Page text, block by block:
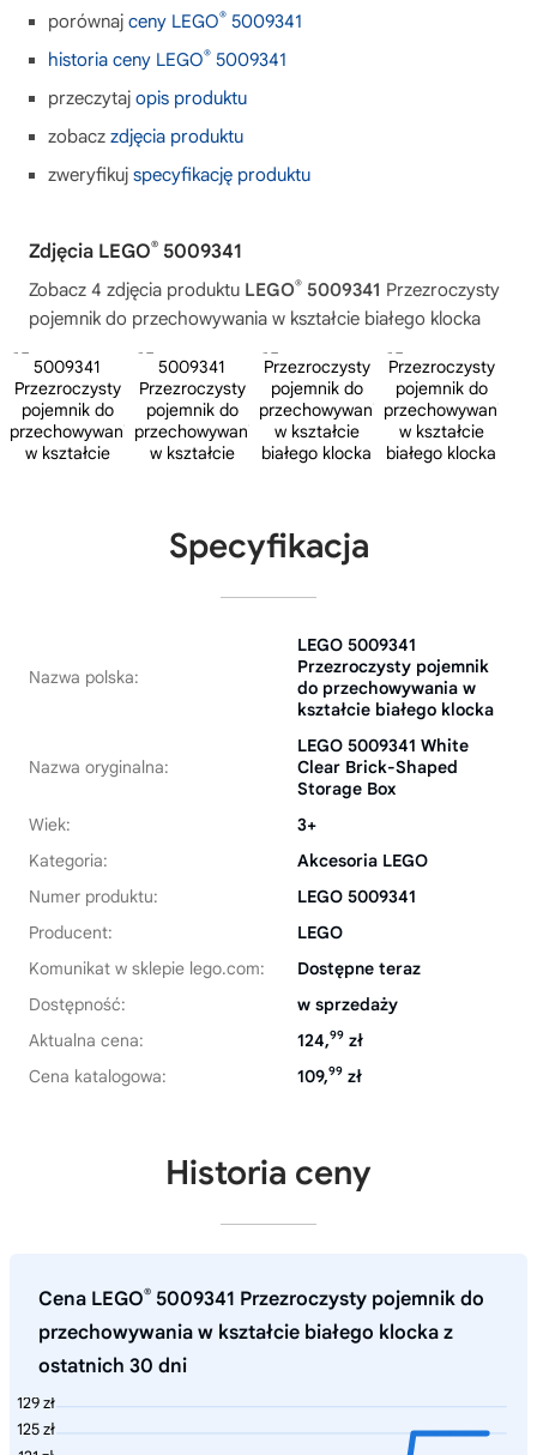
porównaj ceny LEGO® 5009341
historia ceny LEGO® 5009341
przeczytaj opis produktu
zobacz zdjęcia produktu
zweryfikuj specyfikację produktu
Zdjęcia LEGO® 5009341
Zobacz 4 zdjęcia produktu LEGO® 5009341 Przezroczysty
pojemnik do przechowywania w kształcie białego klocka
Specyfikacja
Nazwa polska:
LEGO 5009341
Przezroczysty pojemnik
do przechowywania w
kształcie białego klocka
Nazwa oryginalna:
LEGO 5009341 White
Clear Brick-Shaped
Storage Box
Wiek:
3+
Kategoria:
Akcesoria LEGO
Numer produktu:
LEGO 5009341
Producent:
LEGO
Komunikat w sklepie lego.com:
Dostępne teraz
Dostępność:
w sprzedaży
Aktualna cena:
124,99 zł
Cena katalogowa:
109,99 zł
Historia ceny
Cena LEGO® 5009341 Przezroczysty pojemnik do
przechowywania w kształcie białego klocka z
ostatnich 30 dni
129 zł
125 zł